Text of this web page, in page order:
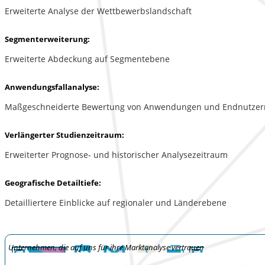
Erweiterte Analyse der Wettbewerbslandschaft
Segmenterweiterung:
Erweiterte Abdeckung auf Segmentebene
Anwendungsfallanalyse:
Maßgeschneiderte Bewertung von Anwendungen und
Verlängerter Studienzeitraum:
Erweiterter Prognose- und historischer Analysezeitraum
Geografische Detailtiefe:
Detailliertere Einblicke auf regionaler und Länderebene
Unternehmen, die auf uns für ihre Marktanalyse vertrauen